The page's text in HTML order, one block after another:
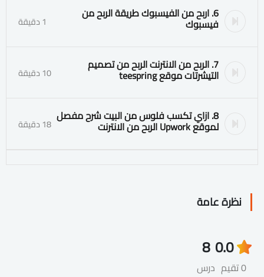
6. اربح من الفيسبوك طريقة الربح من
فيسبوك 1 دقيقة
7. الربح من الانترنت الربح من تصميم
التيشرتات موقع teespring 10 دقيقة
8. ازاي تكسب فلوس من البيت شرح مفصل
لموقع Upwork الربح من الانترنت 18 دقيقة
نظرة عامة
0.0
0 تقيم
8
درس